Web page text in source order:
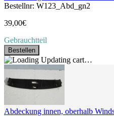
Bestellnr: W123_Abd_gn2
39,00€
Gebrauchtteil
Bestellen
Updating cart…
Abdeckung innen, oberhalb